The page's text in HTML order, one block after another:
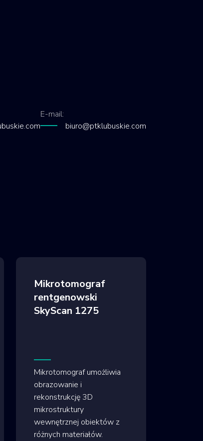
E-mail:
biuro@ptklubuskie.com
Mikrotomograf
rentgenowski
SkyScan 1275
Mikrotomograf umożliwia
obrazowanie i
rekonstrukcję 3D
mikrostruktury
wewnętrznej obiektów z
różnych materiałów.